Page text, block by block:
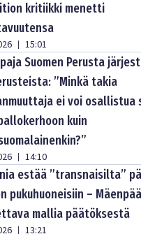
kritiikki menetti
| 15:01
Suomen Perusta
”Minkä takia
ei voi osallistua
kuin
| 14:10
estää ”transnaisilta”
pukuhuoneisiin –
mallia päätöksestä
| 13:21